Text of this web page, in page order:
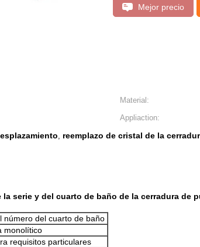
Mejor precio
Material:
Appliaction:
, reemplazo de cristal de la
serie y del cuarto de baño de la cerradura de
número del cuarto de baño
monolítico
requisitos particulares